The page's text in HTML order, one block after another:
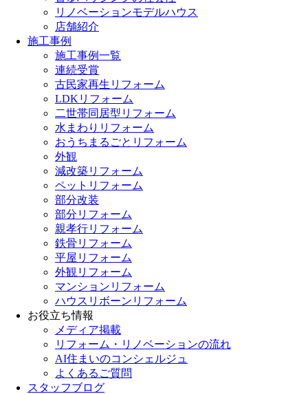
リノベーションモデルハウス
店舗紹介
施工事例
施工事例一覧
連続受賞
古民家再生リフォーム
LDKリフォーム
二世帯同居型リフォーム
水まわりリフォーム
おうちまるごとリフォーム
外観
減改築リフォーム
ペットリフォーム
部分改装
部分リフォーム
親孝行リフォーム
鉄骨リフォーム
平屋リフォーム
外観リフォーム
マンションリフォーム
ハウスリボーンリフォーム
お役立ち情報
メディア掲載
リフォーム・リノベーションの流れ
AI住まいのコンシェルジュ
よくあるご質問
スタッフブログ